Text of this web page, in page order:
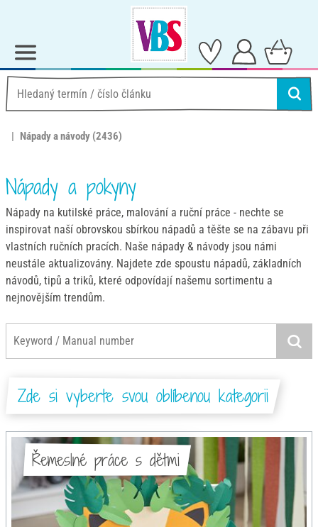
Nápady a návody (2436)
Nápady a pokyny
Nápady na kutilské práce, malování a ruční práce - nechte se
inspirovat naší obrovskou sbírkou nápadů a těšte se na zábavu při
vlastních ručních pracích. Naše nápady & návody jsou námi
neustále aktualizovány. Najdete zde spoustu nápadů, základních
návodů, tipů a triků, které odpovídají našemu sortimentu a
nejnovějším trendům.
Zde si vyberte svou oblíbenou kategorii
Řemeslné práce s dětmi